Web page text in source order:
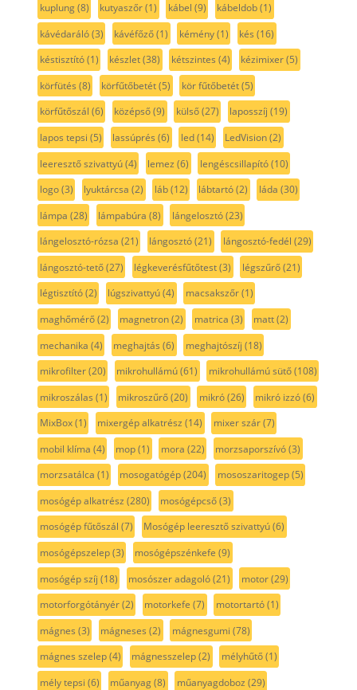
kuplung(8) kutyaszőr(1) kábel (9) kábeldob(1)
kávédaráló(3) kávéfőző(1) kémény(1) kés (16)
késtisztító(1) készlet(38) kétszintes (4) kézimixer(5)
körfütés (8) körfűtőbetét(5) kör fűtőbetét(5)
körfűtőszál (6) középső(9) külső(27) laposszíj (19)
lapos tepsi (5) lassúprés (6) led(14) LedVision(2)
leeresztő szivattyú(4) lemez (6) lengéscsillapító(10)
logo(3) lyuktárcsa (2) láb(12) lábtartó(2) láda (30)
lámpa (28) lámpabúra (8) lángelosztó(23)
lángelosztó-rózsa (21) lángosztó(21) lángosztó-fedél (29)
lángosztó-tető(27) légkeverésfűtőtest(3) légszűrő(21)
légtisztító(2) lúgszivattyú(4) macsakszőr(1)
maghőmérő(2) magnetron(2) matrica (3) matt(2)
mechanika (4) meghajtás (6) meghajtószíj (18)
mikrofilter(20) mikrohullámú(61) mikrohullámú sütő(108)
mikroszálas (1) mikroszűrő(20) mikró(26) mikró izzó(6)
MixBox(1) mixergép alkatrész (14) mixer szár(7)
mobil klíma (4) mop(1) mora (22) morzsaporszívó(3)
morzsatálca (1) mosogatógép(204) mososzaritogep(5)
mosógép alkatrész (280) mosógépcső(3)
mosógép fűtőszál (7) Mosógép leeresztő szivattyú(6)
mosógépszelep(3) mosógépszénkefe (9)
mosógép szíj (18) mosószer adagoló(21) motor(29)
motorforgótányér(2) motorkefe (7) motortartó(1)
mágnes (3) mágneses (2) mágnesgumi (78)
mágnes szelep(4) mágnesszelep(2) mélyhűtő(1)
mély tepsi (6) műanyag(8) műanyagdoboz (29)